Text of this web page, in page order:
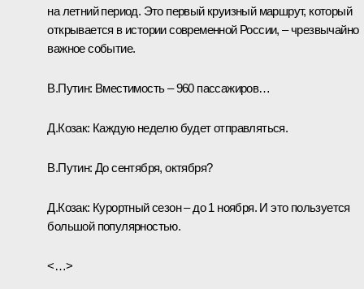
на летний период. Это первый круизный маршрут, который
открывается в истории современной России, – чрезвычайно
важное событие.
В.Путин: Вместимость – 960 пассажиров…
Д.Козак: Каждую неделю будет отправляться.
В.Путин: До сентября, октября?
Д.Козак: Курортный сезон – до 1 ноября. И это пользуется
большой популярностью.
<…>